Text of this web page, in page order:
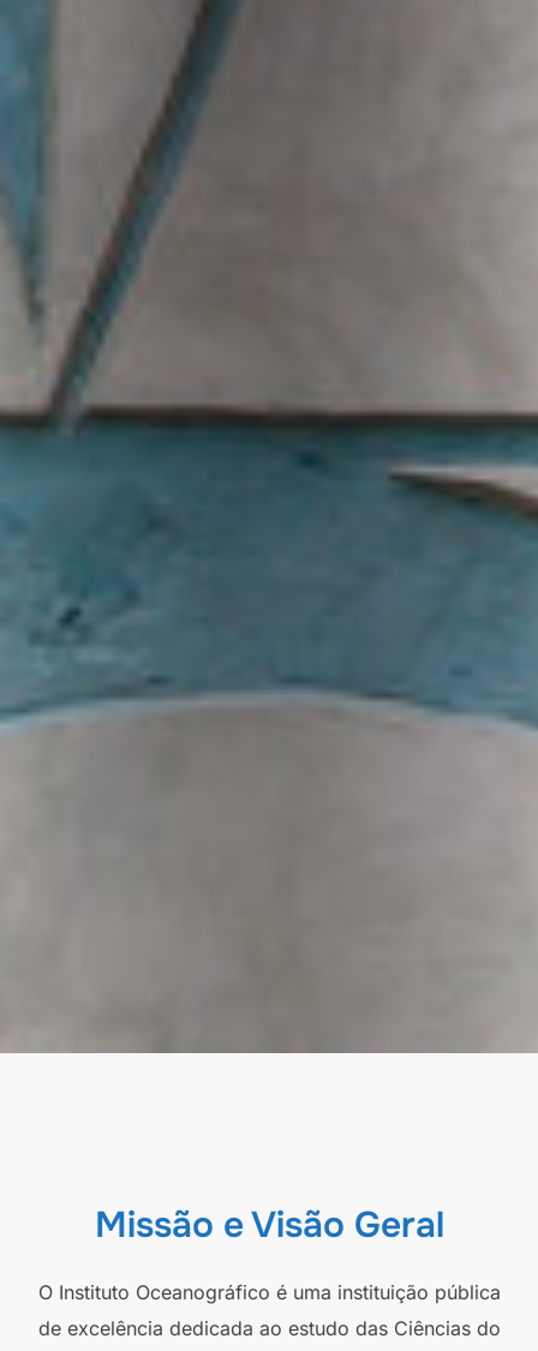
Missão e Visão Geral
O Instituto Oceanográfico é uma instituição pública
de excelência dedicada ao estudo das Ciências do